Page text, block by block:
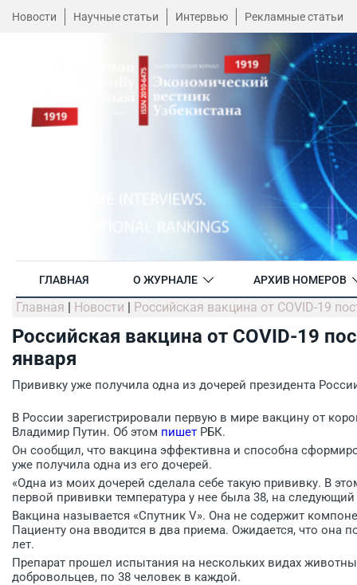
Новости Научные статьи Интервью Рекламные статьи
ГЛАВНАЯ О ЖУРНАЛЕ АРХИВ НОМЕРОВ
Главная | Новости | Российская вакцина от COVID-19
Российская вакцина от COVID-19
января
Прививку уже получила одна из дочерей президента
В России зарегистрировали первую в мире вакцину от
Владимир Путин. Об этом пишет РБК.
Он сообщил, что вакцина эффективна и способна
уже получила одна из его дочерей.
«Одна из моих дочерей сделала себе такую прививку. В
первой прививки температура у нее была 38, на
Вакцина называется «Спутник V». Она не содержит
Пациенту она вводится в два приема. Ожидается, что она
лет.
Препарат прошел испытания на нескольких видах
добровольцев, по 38 человек в каждой.